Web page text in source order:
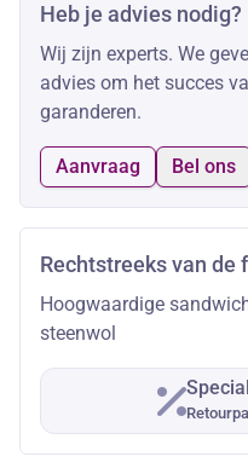
Heb je advies nodig?
Wij zijn experts. We
advies om het succes
garanderen.
Aanvraag Bel ons
Rechtstreeks van de
Hoogwaardige
steenwol